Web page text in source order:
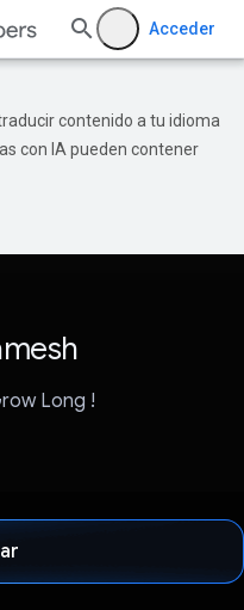
Acceder
contenido a tu idioma
con IA pueden contener
Long !